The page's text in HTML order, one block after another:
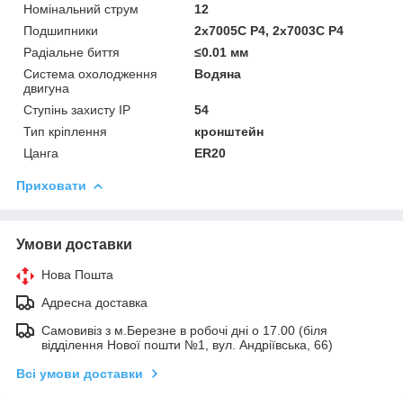
Номінальний струм
12
Подшипники
2х7005C P4, 2х7003C P4
Радіальне биття
≤0.01 мм
Система охолодження
двигуна
Водяна
Ступінь захисту IP
54
Тип кріплення
кронштейн
Цанга
ER20
Приховати
Умови доставки
Нова Пошта
Адресна доставка
Самовивіз з м.Березне в робочі дні о 17.00 (біля
відділення Нової пошти №1, вул. Андріївська, 66)
Всі умови доставки